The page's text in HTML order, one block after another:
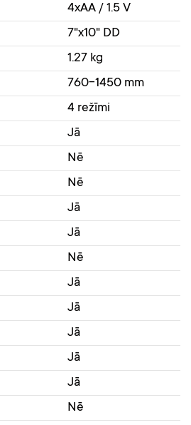
4xAA / 1.5 V
7"x10" DD
1.27 kg
760-1450 mm
4 režīmi
Jā
Nē
Nē
Jā
Jā
Nē
Jā
Jā
Jā
Jā
Jā
Nē